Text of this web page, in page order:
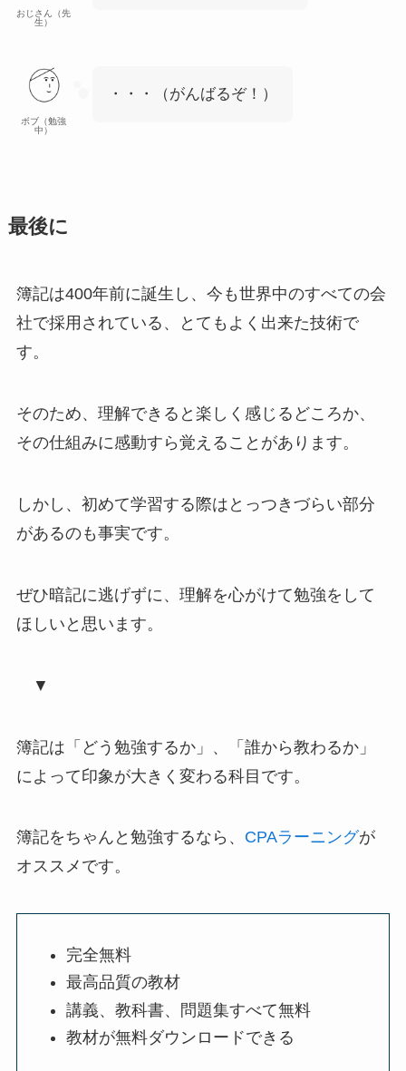
おじさん（先
生）
ボブ（勉強
中）
・・・（がんばるぞ！）
最後に
簿記は400年前に誕生し、今も世界中のすべての会
社で採用されている、とてもよく出来た技術で
す。
そのため、理解できると楽しく感じるどころか、
その仕組みに感動すら覚えることがあります。
しかし、初めて学習する際はとっつきづらい部分
があるのも事実です。
ぜひ暗記に逃げずに、理解を心がけて勉強をして
ほしいと思います。
▼
簿記は「どう勉強するか」、「誰から教わるか」
によって印象が大きく変わる科目です。
簿記をちゃんと勉強するなら、 CPAラーニングが
オススメです。
完全無料
最高品質の教材
講義、教科書、問題集すべて無料
教材が無料ダウンロードできる